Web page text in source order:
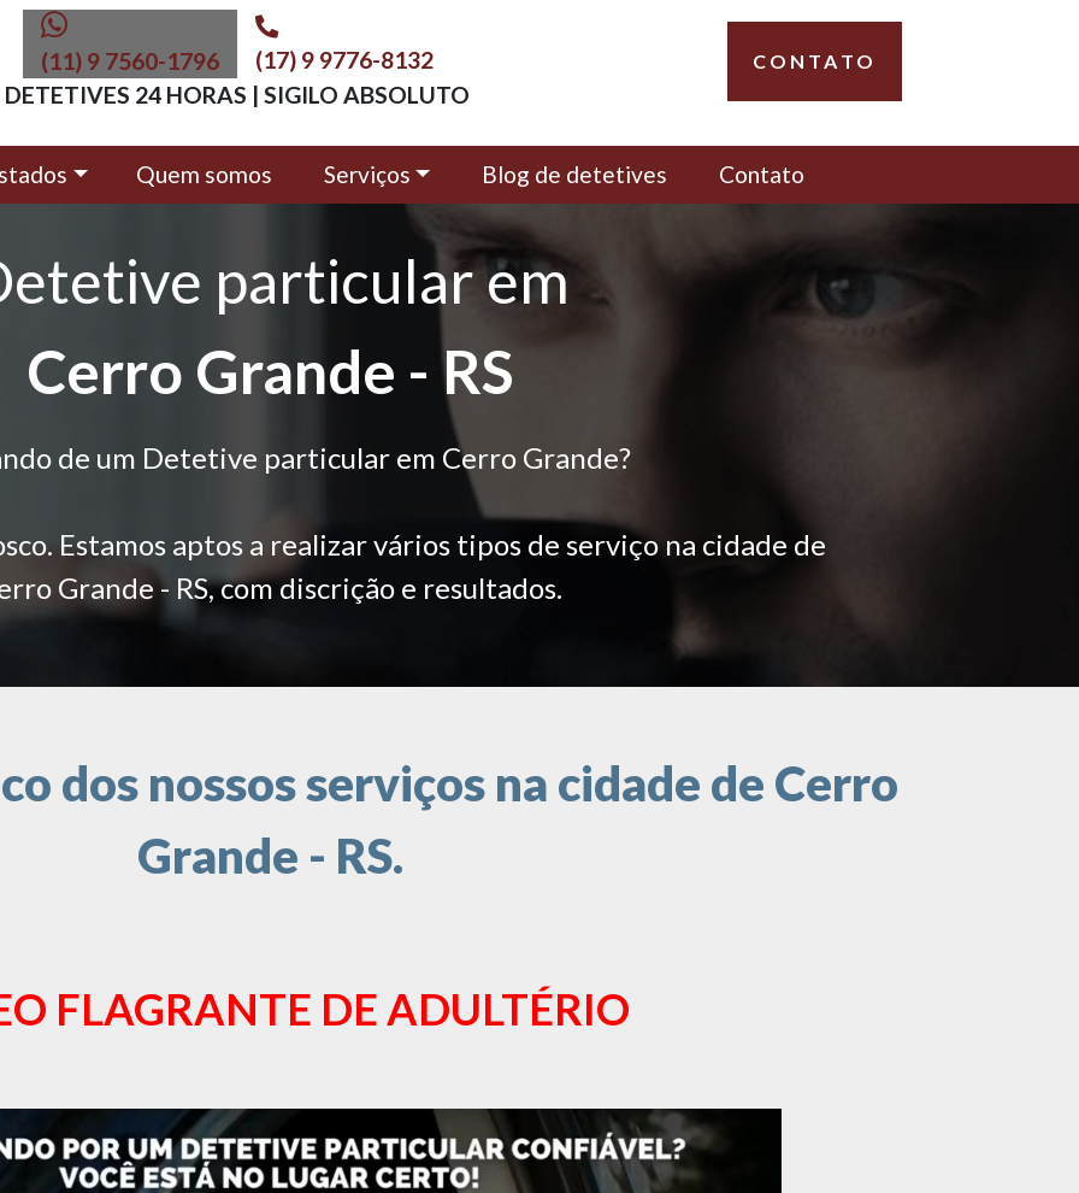
(11) 9 7560-1796
(17) 9 9776-8132
DETETIVES 24 HORAS | SIGILO ABSOLUTO
CONTATO
Quem somos Serviços Blog de detetives Contato
particular em
Cerro Grande - RS
de um Detetive particular em Cerro Grande?
Estamos aptos a realizar vários tipos de serviço na cidade de
Grande - RS, com discrição e resultados.
dos nossos serviços na cidade de Cerro
Grande - RS.
FLAGRANTE DE ADULTÉRIO